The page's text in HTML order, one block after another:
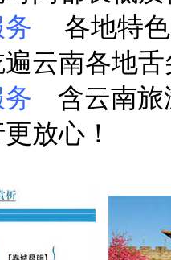
各地特色
云南各地
含云南旅
放心！